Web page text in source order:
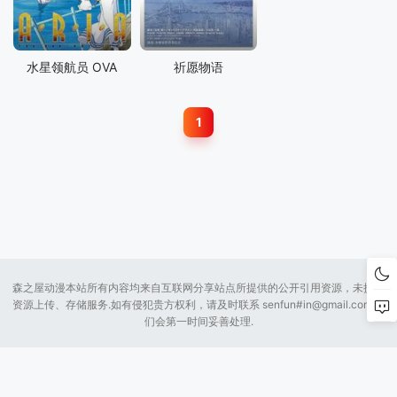
水星领航员 OVA 祈愿物语
1
森之屋动漫本站所有内容均来自互联网分享站点所提供的公开引用资源，未提供
资源上传、存储服务.如有侵犯贵方权利，请及时联系 senfun#in@gmail.com 我
们会第一时间妥善处理.